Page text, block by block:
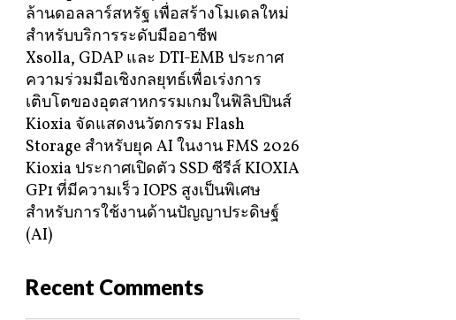
ล้านดอลลาร์สหรัฐ เพื่อสร้างโมเดลใหม่
สำหรับบริการระดับมืออาชีพ
Xsolla, GDAP และ DTI-EMB ประกาศ
ความร่วมมือเชิงกลยุทธ์เพื่อเร่งการ
เติบโตของอุตสาหกรรมเกมในฟิลิปปินส์
Kioxia จัดแสดงนวัตกรรม Flash
Storage สำหรับยุค AI ในงาน FMS 2026
Kioxia ประกาศเปิดตัว SSD ซีรีส์ KIOXIA
GP1 ที่มีความเร็ว IOPS สูงเป็นพิเศษ
สำหรับการใช้งานด้านปัญญาประดิษฐ์
(AI)
Recent Comments